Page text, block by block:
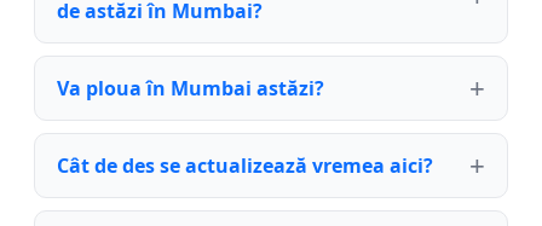
de astăzi în Mumbai?
Va ploua în Mumbai astăzi?
Cât de des se actualizează vremea aici?